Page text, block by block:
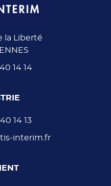
la Liberté
14 14
14 13
interim.fr